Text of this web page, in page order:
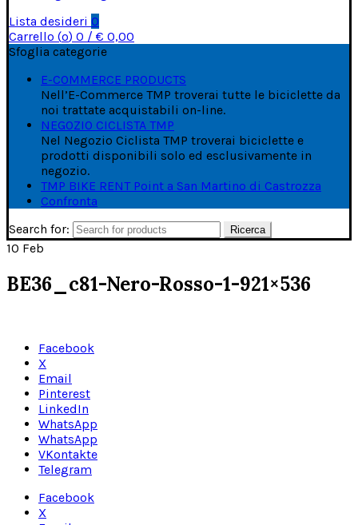
Lista desideri 0
Carrello (o) 0 / € 0,00
Sfoglia categorie
E-COMMERCE PRODUCTS
Nell’E-Commerce TMP troverai tutte le biciclette da
noi trattate acquistabili on-line.
NEGOZIO CICLISTA TMP
Nel Negozio Ciclista TMP troverai biciclette e
prodotti disponibili solo ed esclusivamente in
negozio.
TMP BIKE RENT Point a San Martino di Castrozza
Confronta
Search for:
Ricerca
10 Feb
BE36_c81-Nero-Rosso-1-921×536
Facebook
X
Email
Pinterest
LinkedIn
WhatsApp
WhatsApp
VKontakte
Telegram
Facebook
X